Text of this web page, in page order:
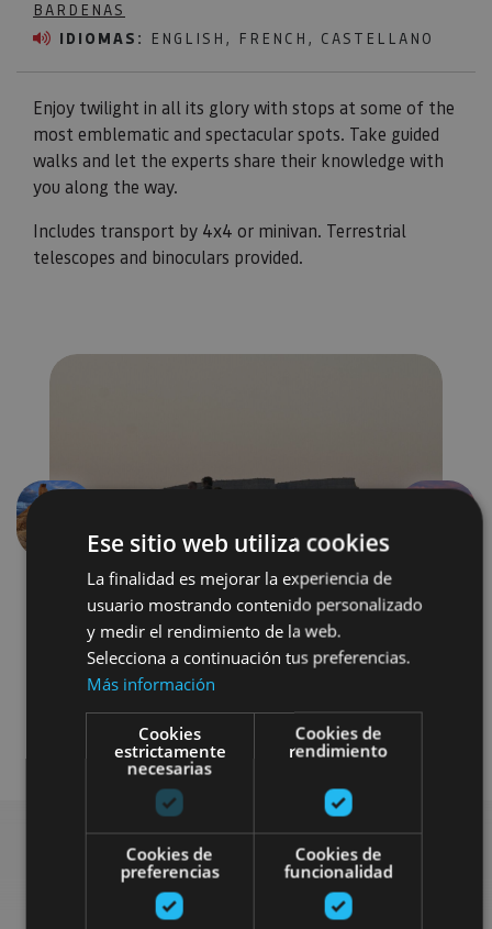
BARDENAS
IDIOMAS: ENGLISH, FRENCH, CASTELLANO
Enjoy twilight in all its glory with stops at some of the
most emblematic and spectacular spots. Take guided
walks and let the experts share their knowledge with
you along the way.
Includes transport by 4x4 or minivan. Terrestrial
telescopes and binoculars provided.
Previous
Visitas guiadas 4x4 / car
Find more plans
Ese sitio web utiliza cookies
La finalidad es mejorar la experiencia de
usuario mostrando contenido personalizado
y medir el rendimiento de la web.
Selecciona a continuación tus preferencias.
Más información
Cookies
estrictamente
necesarias
Cookies de
rendimiento
Cookies de
preferencias
Cookies de
funcionalidad